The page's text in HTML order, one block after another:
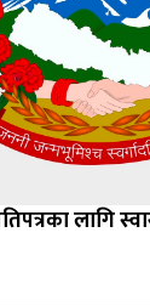
लागि